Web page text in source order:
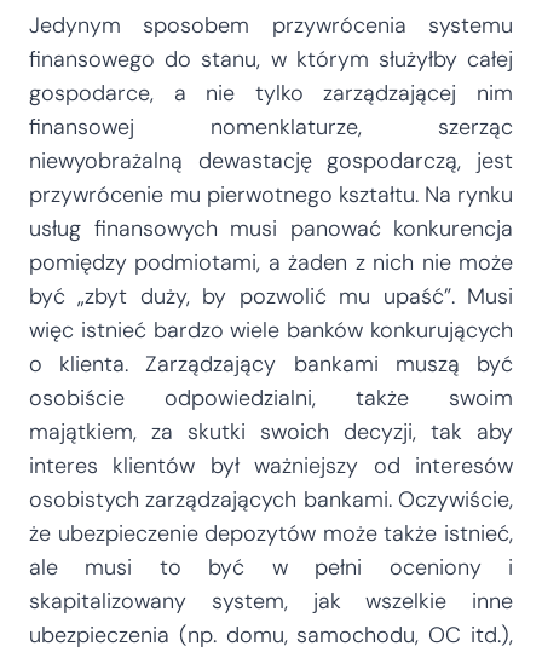
Jedynym sposobem przywrócenia systemu
finansowego do stanu, w którym służyłby całej
gospodarce, a nie tylko zarządzającej nim
finansowej nomenklaturze, szerząc
niewyobrażalną dewastację gospodarczą, jest
przywrócenie mu pierwotnego kształtu. Na rynku
usług finansowych musi panować konkurencja
pomiędzy podmiotami, a żaden z nich nie może
być „zbyt duży, by pozwolić mu upaść”. Musi
więc istnieć bardzo wiele banków konkurujących
o klienta. Zarządzający bankami muszą być
osobiście odpowiedzialni, także swoim
majątkiem, za skutki swoich decyzji, tak aby
interes klientów był ważniejszy od interesów
osobistych zarządzających bankami. Oczywiście,
że ubezpieczenie depozytów może także istnieć,
ale musi to być w pełni oceniony i
skapitalizowany system, jak wszelkie inne
ubezpieczenia (np. domu, samochodu, OC itd.),